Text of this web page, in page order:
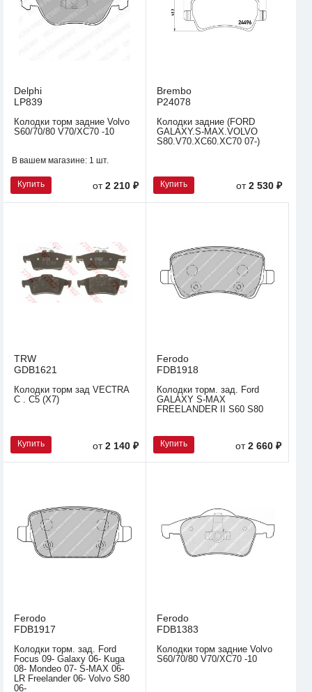
Delphi
LP839
Колодки торм задние Volvo
S60/70/80 V70/XC70 -10
В вашем магазине: 1 шт.
Купить от2 210 ₽
Brembo
P24078
Колодки задние (FORD
GALAXY.S-MAX.VOLVO
S80.V70.XC60.XC70 07-)
Купить от2 530 ₽
TRW
GDB1621
Колодки торм зад VECTRA
C . C5 (X7)
Купить от2 140 ₽
Ferodo
FDB1918
Колодки торм. зад. Ford
GALAXY S-MAX
FREELANDER II S60 S80
Купить от2 660 ₽
Ferodo
FDB1917
Колодки торм. зад. Ford
Focus 09- Galaxy 06- Kuga
08- Mondeo 07- S-MAX 06-
LR Freelander 06- Volvo S80
06-
Ferodo
FDB1383
Колодки торм задние Volvo
S60/70/80 V70/XC70 -10